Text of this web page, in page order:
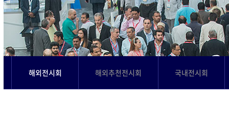
해외전시회 해외추천전시회 국내전시회